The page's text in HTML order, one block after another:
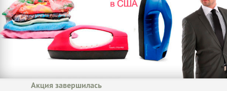
Акция завершилась